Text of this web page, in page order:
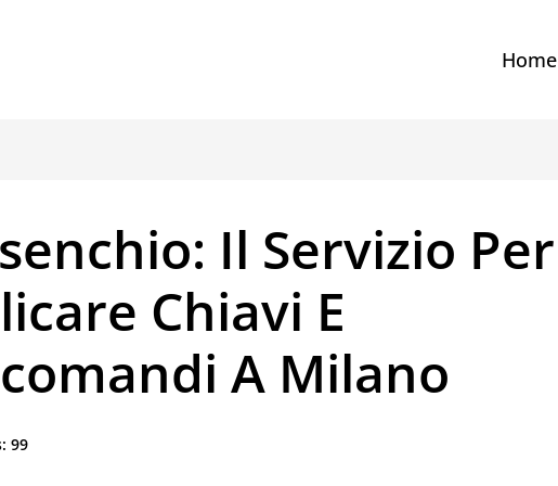
Home
Il Servizio Per
Chiavi E
A Milano
99